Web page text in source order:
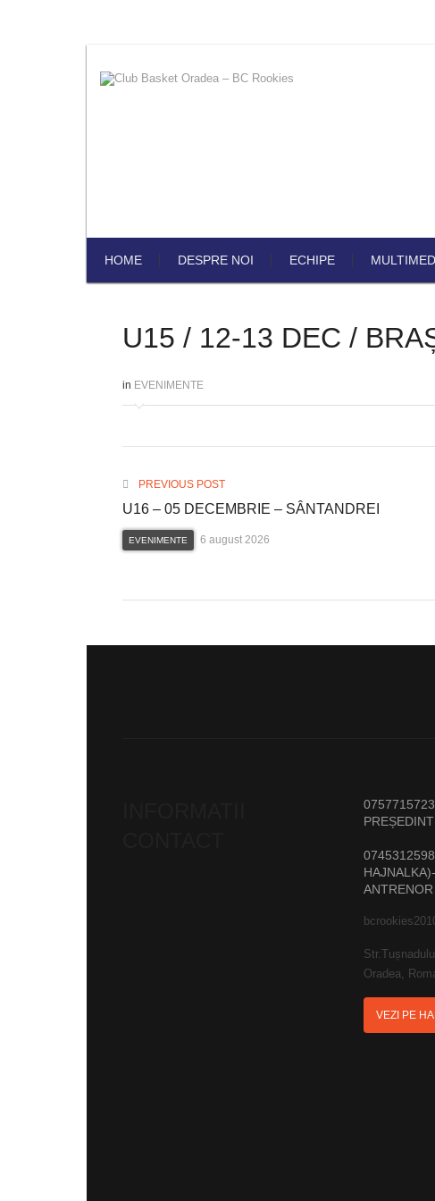
HOME DESPRE NOI ECHIPE
U15 / 12-13 DEC /
in EVENIMENTE
PREVIOUS POST
U16 – 05 DECEMBRIE – SÂNTANDREI
EVENIMENTE 6 august 2026
ANTRENOR
Oradea,
VEZI PE